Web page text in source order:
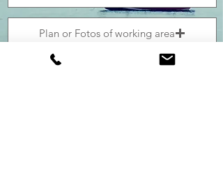
Plan or Fotos of working area
Unterstützte Datei hochladen (max. 15MB)